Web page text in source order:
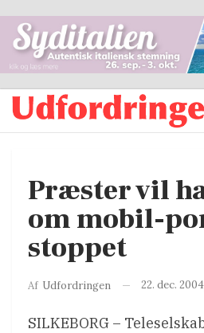
Præster vil
om mobil-
stoppet
Af Udfordringen 22. dec.
SILKEBORG –